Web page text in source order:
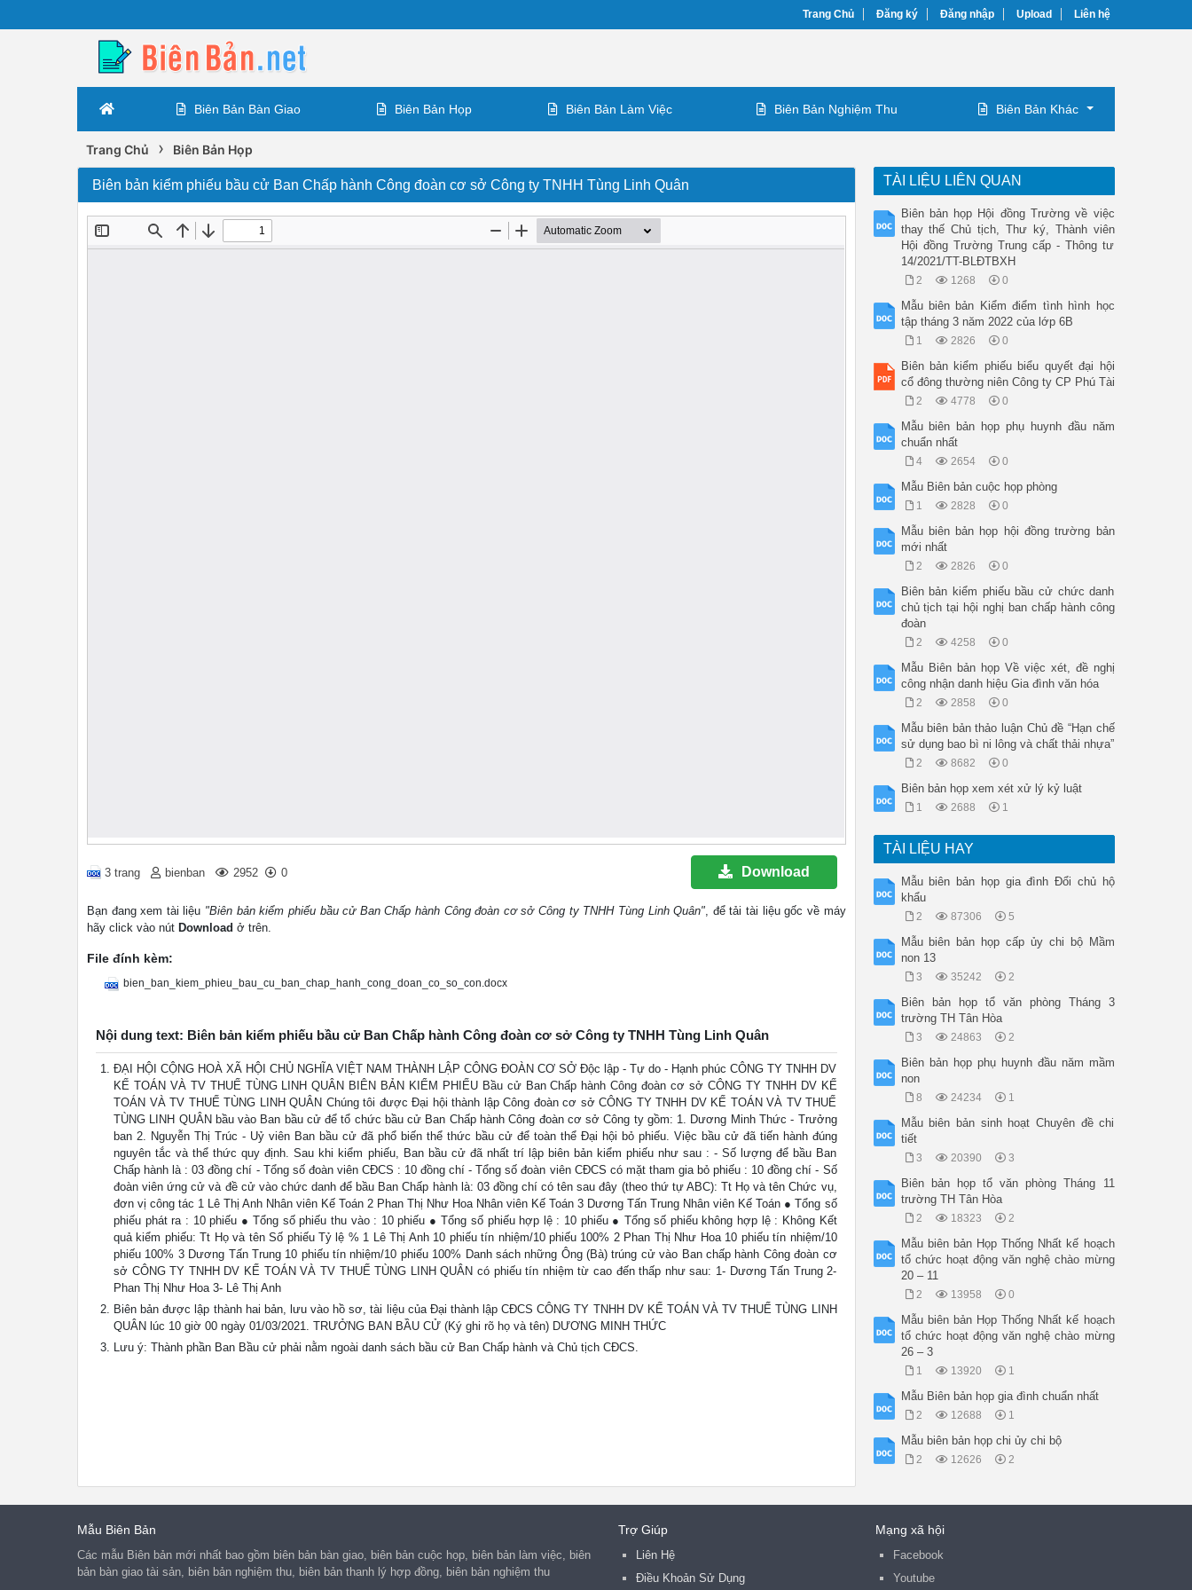
Trang Chủ Đăng ký Đăng nhập Upload Liên hệ
Biên Bản Bàn Giao Biên Bản Họp Biên Bản Làm Việc Biên Bản Nghiệm Thu Biên Bản Khác
Trang Chủ › Biên Bản Họp
Biên bản kiểm phiếu bầu cử Ban Chấp hành Công đoàn cơ sở Công ty TNHH Tùng Linh Quân
3 trang bienban 2952 0 Download
Bạn đang xem tài liệu "Biên bản kiểm phiếu bầu cử Ban Chấp hành Công đoàn cơ sở Công ty TNHH Tùng Linh Quân", để tải tài liệu gốc về máy
hãy click vào nút Download ở trên.
File đính kèm:
bien_ban_kiem_phieu_bau_cu_ban_chap_hanh_cong_doan_co_so_con.docx
Nội dung text: Biên bản kiểm phiếu bầu cử Ban Chấp hành Công đoàn cơ sở Công ty TNHH Tùng Linh Quân
ĐẠI HỘI CỘNG HOÀ XÃ HỘI CHỦ NGHĨA VIỆT NAM THÀNH LẬP CÔNG ĐOÀN CƠ SỞ Độc lập - Tự do - Hạnh phúc CÔNG TY TNHH DV
KẾ TOÁN VÀ TV THUẾ TÙNG LINH QUÂN BIÊN BẢN KIỂM PHIẾU Bầu cử Ban Chấp hành Công đoàn cơ sở CÔNG TY TNHH DV KẾ
TOÁN VÀ TV THUẾ TÙNG LINH QUÂN Chúng tôi được Đại hội thành lập Công đoàn cơ sở CÔNG TY TNHH DV KẾ TOÁN VÀ TV THUẾ
TÙNG LINH QUÂN bầu vào Ban bầu cử để tổ chức bầu cử Ban Chấp hành Công đoàn cơ sở Công ty gồm: 1. Dương Minh Thức - Trưởng
ban 2. Nguyễn Thị Trúc - Uỷ viên Ban bầu cử đã phổ biến thể thức bầu cử để toàn thể Đại hội bỏ phiếu. Việc bầu cử đã tiến hành đúng
nguyên tắc và thể thức quy định. Sau khi kiểm phiếu, Ban bầu cử đã nhất trí lập biên bản kiểm phiếu như sau : - Số lượng để bầu Ban
Chấp hành là : 03 đồng chí - Tổng số đoàn viên CĐCS : 10 đồng chí - Tổng số đoàn viên CĐCS có mặt tham gia bỏ phiếu : 10 đồng chí - Số
đoàn viên ứng cử và đề cử vào chức danh để bầu Ban Chấp hành là: 03 đồng chí có tên sau đây (theo thứ tự ABC): Tt Họ và tên Chức vụ,
đơn vị công tác 1 Lê Thị Anh Nhân viên Kế Toán 2 Phan Thị Như Hoa Nhân viên Kế Toán 3 Dương Tấn Trung Nhân viên Kế Toán ● Tổng số
phiếu phát ra : 10 phiếu ● Tổng số phiếu thu vào : 10 phiếu ● Tổng số phiếu hợp lệ : 10 phiếu ● Tổng số phiếu không hợp lệ : Không Kết
quả kiểm phiếu: Tt Họ và tên Số phiếu Tỷ lệ % 1 Lê Thị Anh 10 phiếu tín nhiệm/10 phiếu 100% 2 Phan Thị Như Hoa 10 phiếu tín nhiệm/10
phiếu 100% 3 Dương Tấn Trung 10 phiếu tín nhiệm/10 phiếu 100% Danh sách những Ông (Bà) trúng cử vào Ban chấp hành Công đoàn cơ
sở CÔNG TY TNHH DV KẾ TOÁN VÀ TV THUẾ TÙNG LINH QUÂN có phiếu tín nhiệm từ cao đến thấp như sau: 1- Dương Tấn Trung 2-
Phan Thị Như Hoa 3- Lê Thị Anh
Biên bản được lập thành hai bản, lưu vào hồ sơ, tài liệu của Đại thành lập CĐCS CÔNG TY TNHH DV KẾ TOÁN VÀ TV THUẾ TÙNG LINH
QUÂN lúc 10 giờ 00 ngày 01/03/2021. TRƯỞNG BAN BẦU CỬ (Ký ghi rõ họ và tên) DƯƠNG MINH THỨC
Lưu ý: Thành phần Ban Bầu cử phải nằm ngoài danh sách bầu cử Ban Chấp hành và Chủ tịch CĐCS.
TÀI LIỆU LIÊN QUAN
Biên bản họp Hội đồng Trường về việc
thay thế Chủ tịch, Thư ký, Thành viên
Hội đồng Trường Trung cấp - Thông tư
14/2021/TT-BLĐTBXH
2 1268 0
Mẫu biên bản Kiểm điểm tình hình học
tập tháng 3 năm 2022 của lớp 6B
1 2826 0
Biên bản kiểm phiếu biểu quyết đại hội
cổ đông thường niên Công ty CP Phú Tài
2 4778 0
Mẫu biên bản họp phụ huynh đầu năm
chuẩn nhất
4 2654 0
Mẫu Biên bản cuộc họp phòng
1 2828 0
Mẫu biên bản họp hội đồng trường bản
mới nhất
2 2826 0
Biên bản kiểm phiếu bầu cử chức danh
chủ tịch tại hội nghị ban chấp hành công
đoàn
2 4258 0
Mẫu Biên bản họp Về việc xét, đề nghị
công nhận danh hiệu Gia đình văn hóa
2 2858 0
Mẫu biên bản thảo luận Chủ đề “Hạn chế
sử dụng bao bì ni lông và chất thải nhựa”
2 8682 0
Biên bản họp xem xét xử lý kỷ luật
1 2688 1
TÀI LIỆU HAY
Mẫu biên bản họp gia đình Đổi chủ hộ
khẩu
2 87306 5
Mẫu biên bản họp cấp ủy chi bộ Mầm
non 13
3 35242 2
Biên bản họp tổ văn phòng Tháng 3
trường TH Tân Hòa
3 24863 2
Biên bản họp phụ huynh đầu năm mầm
non
8 24234 1
Mẫu biên bản sinh hoạt Chuyên đề chi
tiết
3 20390 3
Biên bản họp tổ văn phòng Tháng 11
trường TH Tân Hòa
2 18323 2
Mẫu biên bản Họp Thống Nhất kế hoạch
tổ chức hoạt động văn nghệ chào mừng
20 – 11
2 13958 0
Mẫu biên bản Họp Thống Nhất kế hoạch
tổ chức hoạt động văn nghệ chào mừng
26 – 3
1 13920 1
Mẫu Biên bản họp gia đình chuẩn nhất
2 12688 1
Mẫu biên bản họp chi ủy chi bộ
2 12626 2
Mẫu Biên Bản
Các mẫu Biên bản mới nhất bao gồm biên bản bàn giao, biên bản cuộc họp, biên bản làm việc, biên
bản bàn giao tài sản, biên bản nghiệm thu, biên bản thanh lý hợp đồng, biên bản nghiệm thu
Trợ Giúp
Liên Hệ
Điều Khoản Sử Dụng
Mạng xã hội
Facebook
Youtube